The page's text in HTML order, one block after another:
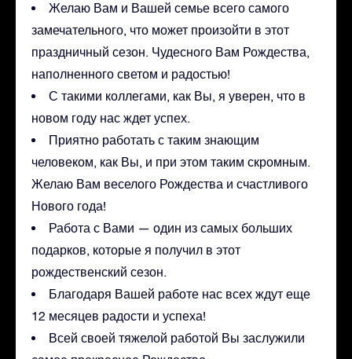
Желаю Вам и Вашей семье всего самого
замечательного, что может произойти в этот
праздничный сезон. Чудесного Вам Рождества,
наполненного светом и радостью!
С такими коллегами, как Вы, я уверен, что в
новом году нас ждет успех.
Приятно работать с таким знающим
человеком, как Вы, и при этом таким скромным.
Желаю Вам веселого Рождества и счастливого
Нового года!
Работа с Вами — один из самых больших
подарков, которые я получил в этот
рождественский сезон.
Благодаря Вашей работе нас всех ждут еще
12 месяцев радости и успеха!
Всей своей тяжелой работой Вы заслужили